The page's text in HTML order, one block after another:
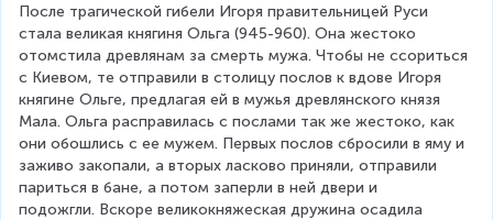
После трагической гибели Игоря правительницей Руси
стала великая княгиня Ольга (945-960). Она жестоко
отомстила древлянам за смерть мужа. Чтобы не ссориться
с Киевом, те отправили в столицу послов к вдове Игоря
княгине Ольге, предлагая ей в мужья древлянского князя
Мала. Ольга расправилась с послами так же жестоко, как
они обошлись с ее мужем. Первых послов сбросили в яму и
заживо закопали, а вторых ласково приняли, отправили
париться в бане, а потом заперли в ней двери и
подожгли. Вскоре великокняжеская дружина осадила